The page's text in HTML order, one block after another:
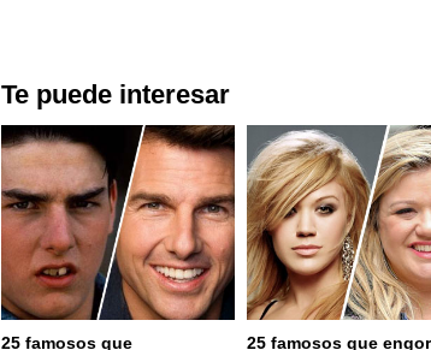
Te puede interesar
25 famosos que
25 famosos que